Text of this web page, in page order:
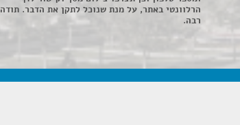
הרלוונטי באתר, על מנת שנוכל לתקן את הדבר. תודה
רבה.